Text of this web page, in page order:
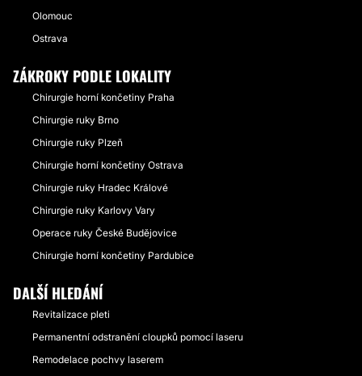
Olomouc
Ostrava
ZÁKROKY PODLE LOKALITY
Chirurgie horní končetiny Praha
Chirurgie ruky Brno
Chirurgie ruky Plzeň
Chirurgie horní končetiny Ostrava
Chirurgie ruky Hradec Králové
Chirurgie ruky Karlovy Vary
Operace ruky České Budějovice
Chirurgie horní končetiny Pardubice
DALŠÍ HLEDÁNÍ
Revitalizace pleti
Permanentní odstranění cloupků pomocí laseru
Remodelace pochvy laserem